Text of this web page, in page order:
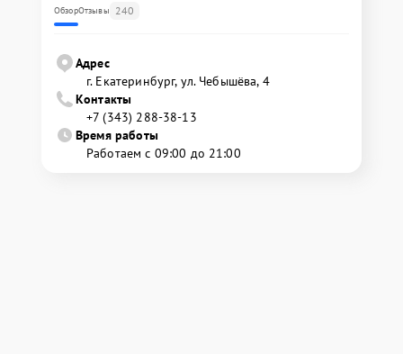
ОбзорОтзывы 240
Адрес
г. Екатеринбург, ул. Чебышёва, 4
Контакты
+7 (343) 288-38-13
Время работы
Работаем с 09:00 до 21:00